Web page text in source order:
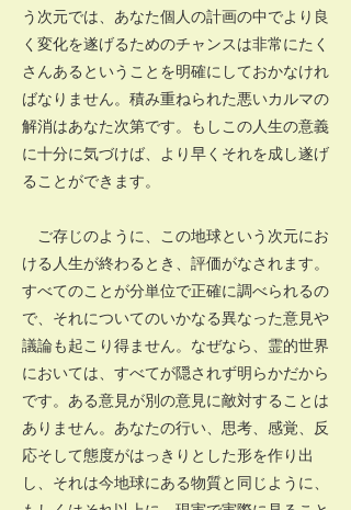
う次元では、あなた個人の計画の中でより良
く変化を遂げるためのチャンスは非常にたく
さんあるということを明確にしておかなけれ
ばなりません。積み重ねられた悪いカルマの
解消はあなた次第です。もしこの人生の意義
に十分に気づけば、より早くそれを成し遂げ
ることができます。
ご存じのように、この地球という次元にお
ける人生が終わるとき、評価がなされます。
すべてのことが分単位で正確に調べられるの
で、それについてのいかなる異なった意見や
議論も起こり得ません。なぜなら、霊的世界
においては、すべてが隠されず明らかだから
です。ある意見が別の意見に敵対することは
ありません。あなたの行い、思考、感覚、反
応そして態度がはっきりとした形を作り出
し、それは今地球にある物質と同じように、